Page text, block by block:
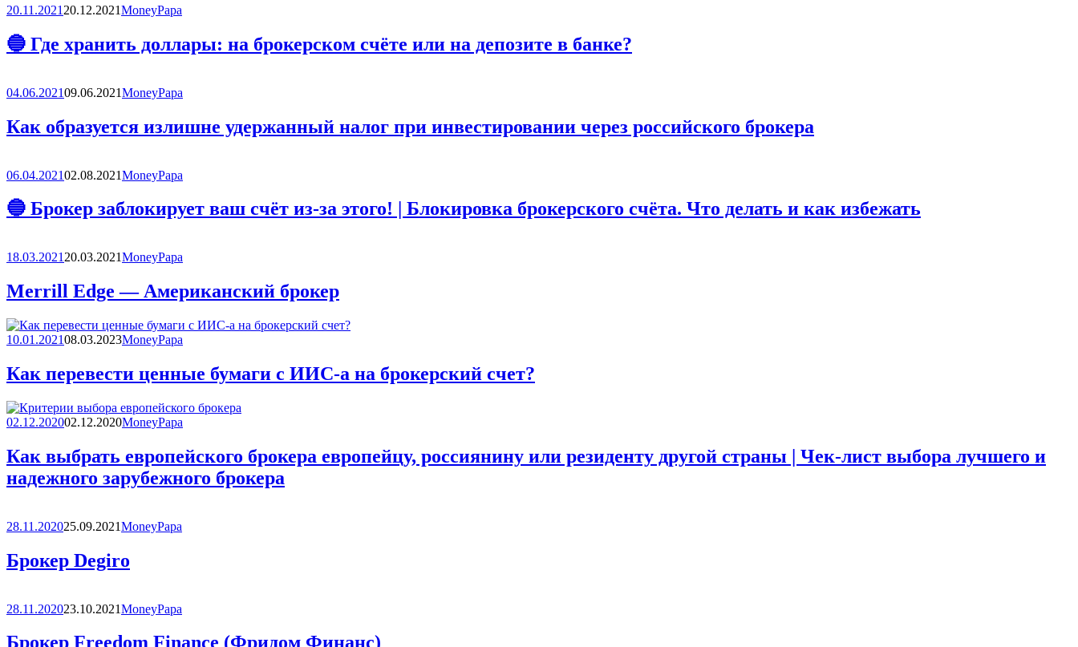
20.11.2021 20.12.2021MoneyPapa
🔵 Где хранить доллары: на брокерском счёте или на депозите в банке?
04.06.202109.06.2021MoneyPapa
Как образуется излишне удержанный налог при инвестировании через российского брокера
06.04.202102.08.2021MoneyPapa
🔵 Брокер заблокирует ваш счёт из-за этого! | Блокировка брокерского счёта. Что делать и как избежать
18.03.2021 20.03.2021MoneyPapa
Merrill Edge — Американский брокер
10.01.202108.03.2023MoneyPapa
Как перевести ценные бумаги с ИИС-а на брокерский счет?
02.12.202002.12.2020MoneyPapa
Как выбрать европейского брокера европейцу, россиянину или резиденту другой страны | Чек-лист выбора лучшего и
надежного зарубежного брокера
28.11.202025.09.2021MoneyPapa
Брокер Degiro
28.11.202023.10.2021MoneyPapa
Брокер Freedom Finance (Фридом Финанс)